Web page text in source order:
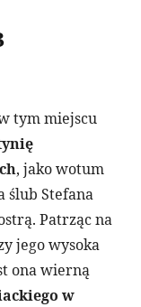
tym miejscu
, jako wotum
ślub Stefana
Patrząc na
jego wysoka
ona wierną
w